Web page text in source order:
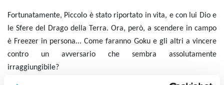
Fortunatamente, Piccolo è stato riportato in vita, e con lui Dio e
le Sfere del Drago della Terra. Ora, però, a scendere in campo
è Freezer in persona... Come faranno Goku e gli altri a vincere
contro un avversario che sembra assolutamente
irraggiungibile?